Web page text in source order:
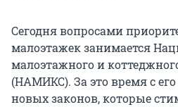
Сегодня вопросами
малоэтажек занимается
малоэтажного и
(НАМИКС). За это время с
новых законов, которые